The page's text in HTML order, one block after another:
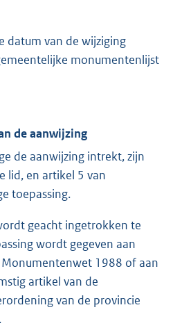
datum van de wijziging
monumentenlijst
de aanwijzing
de aanwijzing intrekt, zijn
lid, en artikel 5 van
toepassing.
geacht ingetrokken te
wordt gegeven aan
1988 of aan
artikel van de
van de provincie